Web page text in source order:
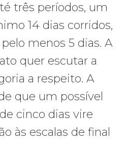
três períodos, um
14 dias corridos,
menos 5 dias. A
quer escutar a
a respeito. A
que um possível
cinco dias vire
às escalas de final